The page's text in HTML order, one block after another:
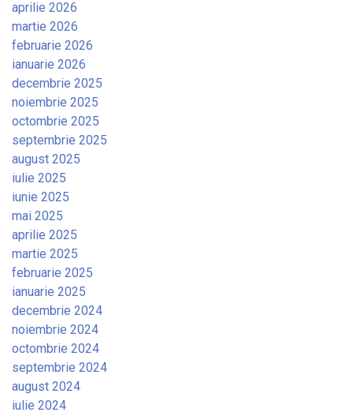
aprilie 2026
martie 2026
februarie 2026
ianuarie 2026
decembrie 2025
noiembrie 2025
octombrie 2025
septembrie 2025
august 2025
iulie 2025
iunie 2025
mai 2025
aprilie 2025
martie 2025
februarie 2025
ianuarie 2025
decembrie 2024
noiembrie 2024
octombrie 2024
septembrie 2024
august 2024
iulie 2024